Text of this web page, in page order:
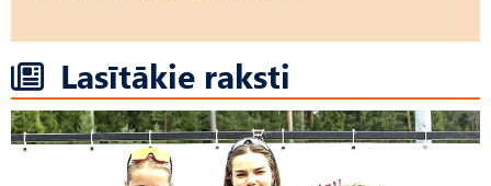
Lasītākie raksti